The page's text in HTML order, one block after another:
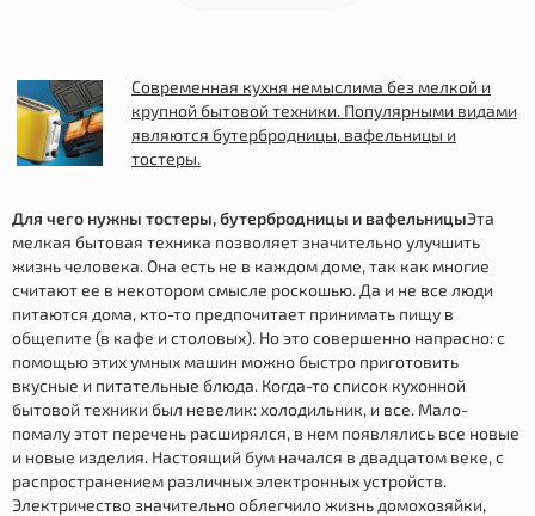
Современная кухня немыслима без мелкой и
крупной бытовой техники. Популярными видами
являются бутербродницы, вафельницы и
тостеры.
Для чего нужны тостеры, бутербродницы и вафельницыЭта
мелкая бытовая техника позволяет значительно улучшить
жизнь человека. Она есть не в каждом доме, так как многие
считают ее в некотором смысле роскошью. Да и не все люди
питаются дома, кто-то предпочитает принимать пищу в
общепите (в кафе и столовых). Но это совершенно напрасно: с
помощью этих умных машин можно быстро приготовить
вкусные и питательные блюда. Когда-то список кухонной
бытовой техники был невелик: холодильник, и все. Мало-
помалу этот перечень расширялся, в нем появлялись все новые
и новые изделия. Настоящий бум начался в двадцатом веке, с
распространением различных электронных устройств.
Электричество значительно облегчило жизнь домохозяйки,